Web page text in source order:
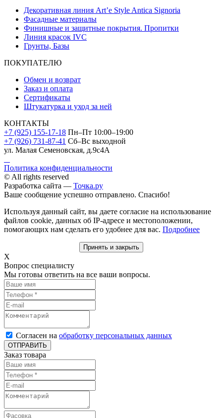
Декоративная линия Art’e Style Antica Signoria
Фасадные материалы
Финишные и защитные покрытия. Пропитки
Линия красок IVC
Грунты, Базы
ПОКУПАТЕЛЮ
Обмен и возврат
Заказ и оплата
Сертификаты
Штукатурка и уход за ней
КОНТАКТЫ
+7 (925) 155-17-18 Пн–Пт 10:00–19:00
+7 (926) 731-87-41 Сб–Вс выходной
ул. Малая Семеновская, д.9с4А
Политика конфиденциальности
© All rights reserved
Разработка сайта — Точка.ру
Ваше сообщение успешно отправлено. Спасибо!
Используя данный сайт, вы даете согласие на использование
файлов cookie, данных об IP-адресе и местоположении,
помогающих нам сделать его удобнее для вас. Подробнее
Принять и закрыть
X
Вопрос специалисту
Мы готовы ответить на все ваши вопросы.
Согласен на обработку персональных данных
ОТПРАВИТЬ
Заказ товара